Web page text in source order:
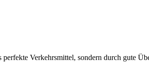
Verkehrsmittel, sondern durch gute